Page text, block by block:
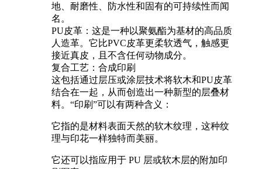
地、耐磨性、防水性和固有的可持续性而闻
名。
PU皮革：这是一种以聚氨酯为基材的高品质
人造革。它比PVC皮革更柔软透气，触感更
接近真皮，且不含任何动物成分。
复合工艺：合成印刷
这包括通过层压或涂层技术将软木和PU皮革
结合在一起，从而创造出一种新型的层叠材
料。“印刷”可以有两种含义：
它指的是材料表面天然的软木纹理，这种纹
理与印花一样独特而美丽。
它还可以指应用于 PU 层或软木层的附加印